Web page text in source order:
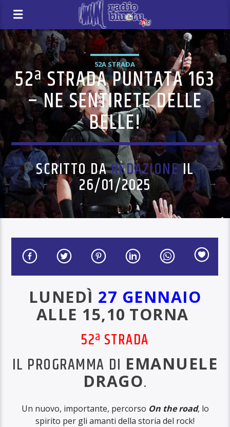
52A STRADA
52ª STRADA PUNTATA 163
– NE SENTIRETE DELLE
BELLE!
SCRITTO DAREDAZIONEIL
26/01/2025
LUNEDÌ 27 GENNAIO
ALLE 15,10 TORNA
52ª STRADA
IL PROGRAMMA DI EMANUELE
DRAGO.
Un nuovo, importante, percorso On the road, lo
spirito per gli amanti della storia del rock!